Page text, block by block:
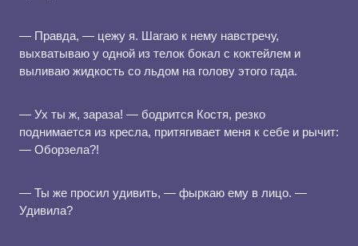
— Правда, — цежу я. Шагаю к нему навстречу,
выхватываю у одной из телок бокал с коктейлем и
выливаю жидкость со льдом на голову этого гада.
— Ух ты ж, зараза! — бодрится Костя, резко
поднимается из кресла, притягивает меня к себе и рычит:
— Оборзела?!
— Ты же просил удивить, — фыркаю ему в лицо. —
Удивила?